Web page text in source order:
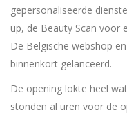
gepersonaliseerde
up, de Beauty Scan voor
De Belgische webshop
binnenkort gelanceerd.
De opening lokte heel
stonden al uren voor de